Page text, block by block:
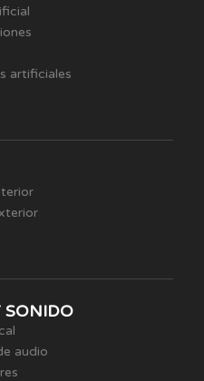
artificiales
SONIDO
audio